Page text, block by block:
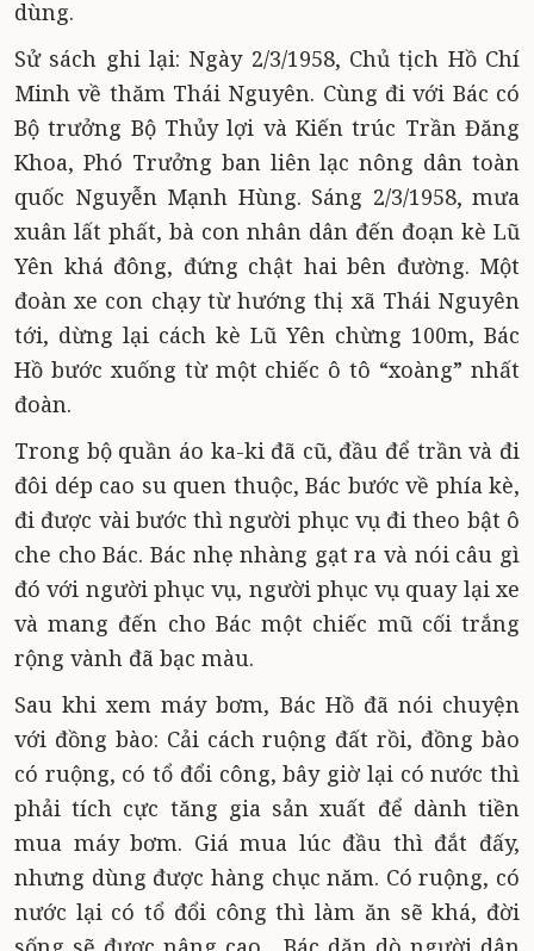
dùng.
Sử sách ghi lại: Ngày 2/3/1958, Chủ tịch Hồ Chí
Minh về thăm Thái Nguyên. Cùng đi với Bác có
Bộ trưởng Bộ Thủy lợi và Kiến trúc Trần Đăng
Khoa, Phó Trưởng ban liên lạc nông dân toàn
quốc Nguyễn Mạnh Hùng. Sáng 2/3/1958, mưa
xuân lất phất, bà con nhân dân đến đoạn kè Lũ
Yên khá đông, đứng chật hai bên đường. Một
đoàn xe con chạy từ hướng thị xã Thái Nguyên
tới, dừng lại cách kè Lũ Yên chừng 100m, Bác
Hồ bước xuống từ một chiếc ô tô “xoàng” nhất
đoàn.
Trong bộ quần áo ka-ki đã cũ, đầu để trần và đi
đôi dép cao su quen thuộc, Bác bước về phía kè,
đi được vài bước thì người phục vụ đi theo bật ô
che cho Bác. Bác nhẹ nhàng gạt ra và nói câu gì
đó với người phục vụ, người phục vụ quay lại xe
và mang đến cho Bác một chiếc mũ cối trắng
rộng vành đã bạc màu.
Sau khi xem máy bơm, Bác Hồ đã nói chuyện
với đồng bào: Cải cách ruộng đất rồi, đồng bào
có ruộng, có tổ đổi công, bây giờ lại có nước thì
phải tích cực tăng gia sản xuất để dành tiền
mua máy bơm. Giá mua lúc đầu thì đắt đấy,
nhưng dùng được hàng chục năm. Có ruộng, có
nước lại có tổ đổi công thì làm ăn sẽ khá, đời